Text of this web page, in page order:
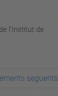
l'Institut de
següents